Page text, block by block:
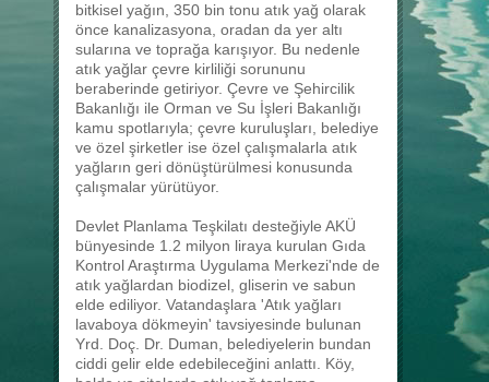
bitkisel yağın, 350 bin tonu atık yağ olarak
önce kanalizasyona, oradan da yer altı
sularına ve toprağa karışıyor. Bu nedenle
atık yağlar çevre kirliliği sorununu
beraberinde getiriyor. Çevre ve Şehircilik
Bakanlığı ile Orman ve Su İşleri Bakanlığı
kamu spotlarıyla; çevre kuruluşları, belediye
ve özel şirketler ise özel çalışmalarla atık
yağların geri dönüştürülmesi konusunda
çalışmalar yürütüyor.
Devlet Planlama Teşkilatı desteğiyle AKÜ
bünyesinde 1.2 milyon liraya kurulan Gıda
Kontrol Araştırma Uygulama Merkezi'nde de
atık yağlardan biodizel, gliserin ve sabun
elde ediliyor. Vatandaşlara 'Atık yağları
lavaboya dökmeyin' tavsiyesinde bulunan
Yrd. Doç. Dr. Duman, belediyelerin bundan
ciddi gelir elde edebileceğini anlattı. Köy,